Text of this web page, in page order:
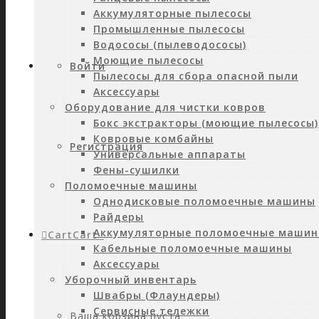
Войти
Регистрация
CartCart0
Ваша корзина пуста.
Аккумуляторные пылесосы
Промышленные пылесосы
Водососы (пылеводососы)
Моющие пылесосы
Пылесосы для сбора опасной пыли
Аксессуары
Оборудование для чистки ковров
Бокс экстракторы (моющие пылесосы)
Ковровые комбайны
Универсальные аппараты
Фены-сушилки
Поломоечные машины
Однодисковые поломоечные машины
Райдеры
Аккумуляторные поломоечные
Кабельные поломоечные машины
Аксессуары
Уборочный инвентарь
Швабры (Флаундеры)
Сервисные тележки